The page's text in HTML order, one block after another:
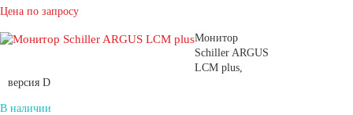
Цена по запросу
Монитор
Schiller ARGUS
LCM plus,
версия D
В наличии